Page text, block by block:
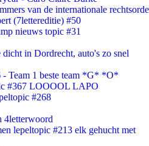
van de internationale rechtsorde
(7lettereditie) #50
nieuws topic #31
dicht in Dordrecht, auto's zo snel
Team 1 beste team *G* *O*
#367 LOOOOL LAPO
#268
4letterwoord
lepeltopic #213 elk gehucht met